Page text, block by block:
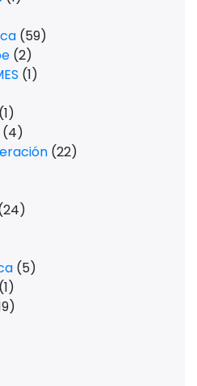
(59)
(2)
(1)
(1)
(4)
(22)
(5)
(1)